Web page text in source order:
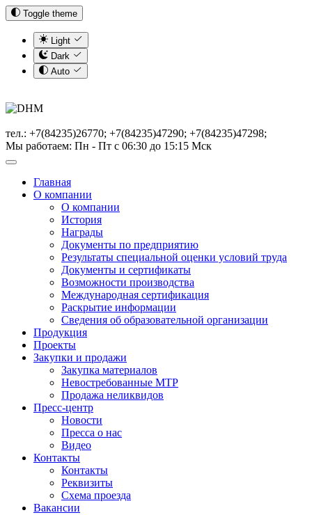
Toggle theme
Light
Dark
Auto
тел.: +7(84235)26770; +7(84235)47290; +7(84235)47298;
Мы работаем: Пн - Пт с 06:30 до 15:15 Мск
Главная
О компании
О компании
История
Награды
Документы по предприятию
Результаты специальной оценки условий труда
Документы и сертификаты
Возможности производства
Международная сертификация
Раскрытие информации
Сведения об образовательной организации
Продукция
Проекты
Закупки и продажи
Закупка материалов
Невостребованные МТР
Продажа неликвидов
Пресс-центр
Новости
Пресса о нас
Видео
Контакты
Контакты
Реквизиты
Схема проезда
Вакансии